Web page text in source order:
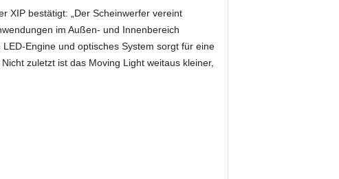
XIP bestätigt: „Der Scheinwerfer vereint
im Außen- und Innenbereich
Engine und optisches System sorgt für eine
zuletzt ist das Moving Light weitaus kleiner,